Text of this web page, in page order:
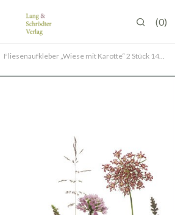
0
Fliesenaufkleber „Wiese mit Karotte“ 2 Stück 14,8 x 14,8 cm VE 5